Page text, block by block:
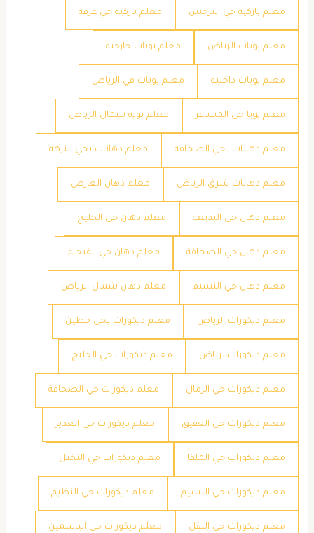
معلم باركيه حي النرجس معلم باركيه حي عرقه
معلم بويات الرياض معلم بويات خارجيه
معلم بويات داخليه معلم بويات في الرياض
معلم بويا حي المشاعر معلم بويه شمال الرياض
معلم دهانات بحي الصحافه معلم دهانات بحي النزهه
معلم دهانات شرق الرياض معلم دهان العارض
معلم دهان حي البديعه معلم دهان حي الخليج
معلم دهان حي الصحافة معلم دهان حي الفيحاء
معلم دهان حي النسيم معلم دهان شمال الرياض
معلم ديكورات الرياض معلم ديكورات بحي حطين
معلم ديكورات برياض معلم ديكورات حي الخليج
معلم ديكورات حي الرمال معلم ديكورات حي الصحافة
معلم ديكورات حي العقيق معلم ديكورات حي الغدير
معلم ديكورات حي الملقا معلم ديكورات حي النخيل
معلم ديكورات حي النسيم معلم ديكورات حي النظيم
معلم ديكورات حي النفل معلم ديكورات حي الياسمين